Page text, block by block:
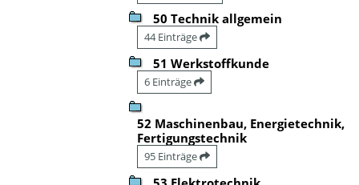
50 Technik allgemein
44 Einträge
51 Werkstoffkunde
6 Einträge
52 Maschinenbau, Energietechnik,
Fertigungstechnik
95 Einträge